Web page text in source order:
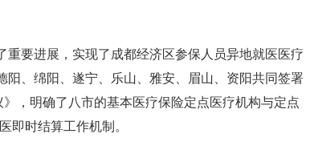
重要进展，实现了成都经济区参保人员异地就医医疗
阳、绵阳、遂宁、乐山、雅安、眉山、资阳共同签署
，明确了八市的基本医疗保险定点医疗机构与定点
即时结算工作机制。